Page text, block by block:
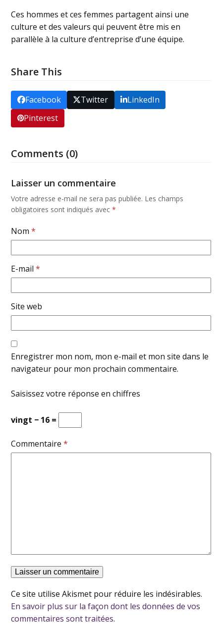
Ces hommes et ces femmes partagent ainsi une
culture et des valeurs qui peuvent être mis en
parallèle à la culture d’entreprise d’une équipe.
Share This
Facebook Twitter
LinkedIn
Pinterest
Comments (0)
Laisser un commentaire
Votre adresse e-mail ne sera pas publiée. Les champs
obligatoires sont indiqués avec*
Nom*
E-mail*
Site web
Enregistrer mon nom, mon e-mail et mon site dans le
navigateur pour mon prochain commentaire.
Saisissez votre réponse en chiffres
vingt − 16 =
Commentaire*
Ce site utilise Akismet pour réduire les indésirables.
En savoir plus sur la façon dont les données de vos
commentaires sont traitées.